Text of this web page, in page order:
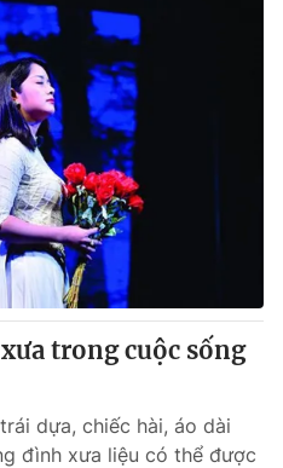
Shorts video
VTV Thể thao
Bất động sản
Tấm lòng Việt
Vươn mình bằng AI
VTV8
English
trong cuộc sống
dựa, chiếc hài, áo dài
đình xưa liệu có thể được